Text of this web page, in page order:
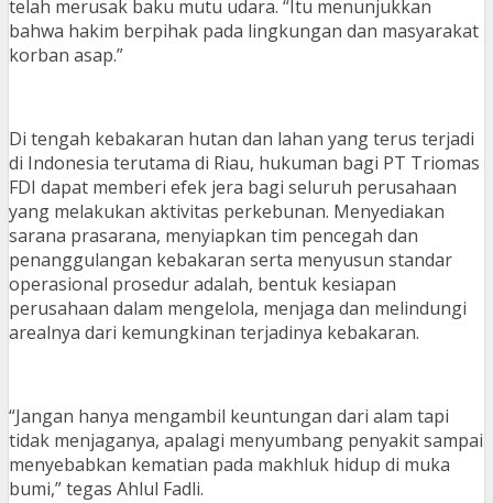
telah merusak baku mutu udara. “Itu menunjukkan
bahwa hakim berpihak pada lingkungan dan masyarakat
korban asap.”
Di tengah kebakaran hutan dan lahan yang terus terjadi
di Indonesia terutama di Riau, hukuman bagi PT Triomas
FDI dapat memberi efek jera bagi seluruh perusahaan
yang melakukan aktivitas perkebunan. Menyediakan
sarana prasarana, menyiapkan tim pencegah dan
penanggulangan kebakaran serta menyusun standar
operasional prosedur adalah, bentuk kesiapan
perusahaan dalam mengelola, menjaga dan melindungi
arealnya dari kemungkinan terjadinya kebakaran.
“Jangan hanya mengambil keuntungan dari alam tapi
tidak menjaganya, apalagi menyumbang penyakit sampai
menyebabkan kematian pada makhluk hidup di muka
bumi,” tegas Ahlul Fadli.